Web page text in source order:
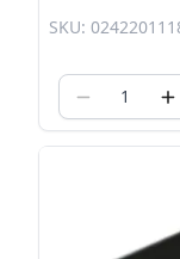
SKU: